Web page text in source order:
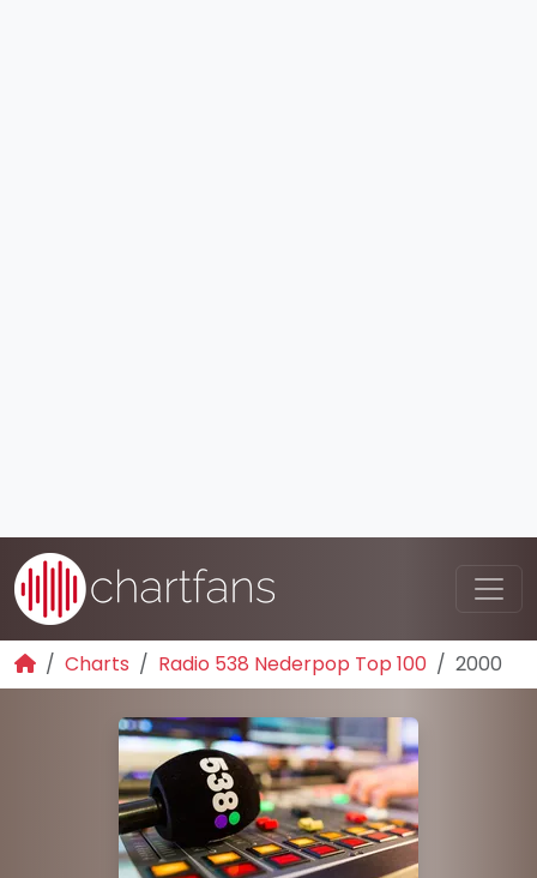
Charts Radio 538 Nederpop Top 100 2000